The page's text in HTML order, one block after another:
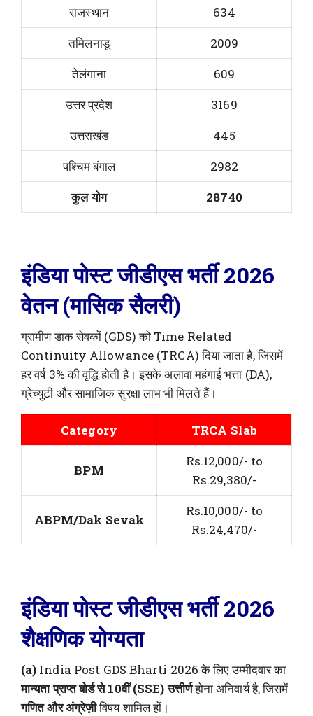
राजस्थान
634
तमिलनाडू
2009
तेलंगाना
609
उत्तर प्रदेश
3169
उत्तराखंड
445
पश्चिम बंगाल
2982
कुल योग
28740
इंडिया पोस्ट जीडीएस भर्ती 2026
वेतन (मासिक सैलरी)
ग्रामीण डाक सेवकों (GDS) को Time Related
Continuity Allowance (TRCA) दिया जाता है, जिसमें
हर वर्ष 3% की वृद्धि होती है। इसके अलावा महंगाई भत्ता (DA),
ग्रेच्युटी और सामाजिक सुरक्षा लाभ भी मिलते हैं।
Category TRCA Slab
BPM
Rs.12,000/- to
Rs.29,380/-
ABPM/Dak Sevak
Rs.10,000/- to
Rs.24,470/-
इंडिया पोस्ट जीडीएस भर्ती 2026
शैक्षणिक योग्यता
(a) India Post GDS Bharti 2026 के लिए उम्मीदवार का
मान्यता प्राप्त बोर्ड से 10वीं (SSE) उत्तीर्णहोना अनिवार्य है, जिसमें
गणित और अंग्रेज़ीविषय शामिल हों।